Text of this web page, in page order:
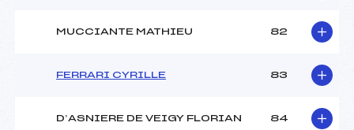
MUCCIANTE MATHIEU 82
FERRARI CYRILLE 83
D’ASNIERE DE VEIGY FLORIAN 84